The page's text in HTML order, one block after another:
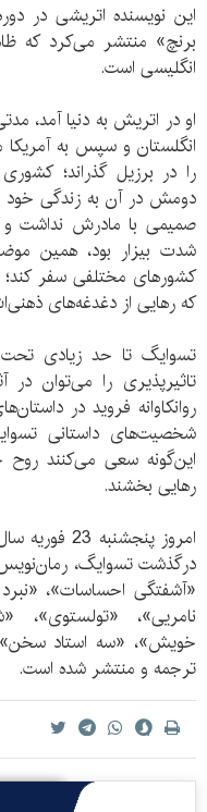
این نویسنده اتریشی در
برنچ» منتشر می‌کرد که
انگلیسی است.
او در اتریش به دنیا آمد،
انگلستان و سپس به
را در برزیل گذراند؛
دومش در آن به زندگی خود
صمیمی با مادرش نداشت
شدت بیزار بود، همین
کشورهای مختلفی سفر
که رهایی از دغدغه‌های
تسوایگ تا حد زیادی تحت
تاثیرپذیری را می‌توان
روانکاوانه فروید در
شخصیت‌های داستانی
این‌گونه سعی می‌کنند روح
رهایی بخشند.
درگذشت تسوایگ،
«آشفتگی احساسات»،
نامریی»، «تولستوی»،
خويش»، «سه استاد
ترجمه و منتشر شده است.